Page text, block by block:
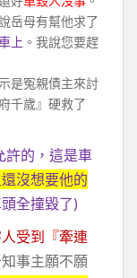
岳母有幫他求了
上 。我說您要趕
是冤親債主來討
千歲』硬救了
許的，這是車
沒想要他的
全撞毀了)
受到『牽連
事主願不願